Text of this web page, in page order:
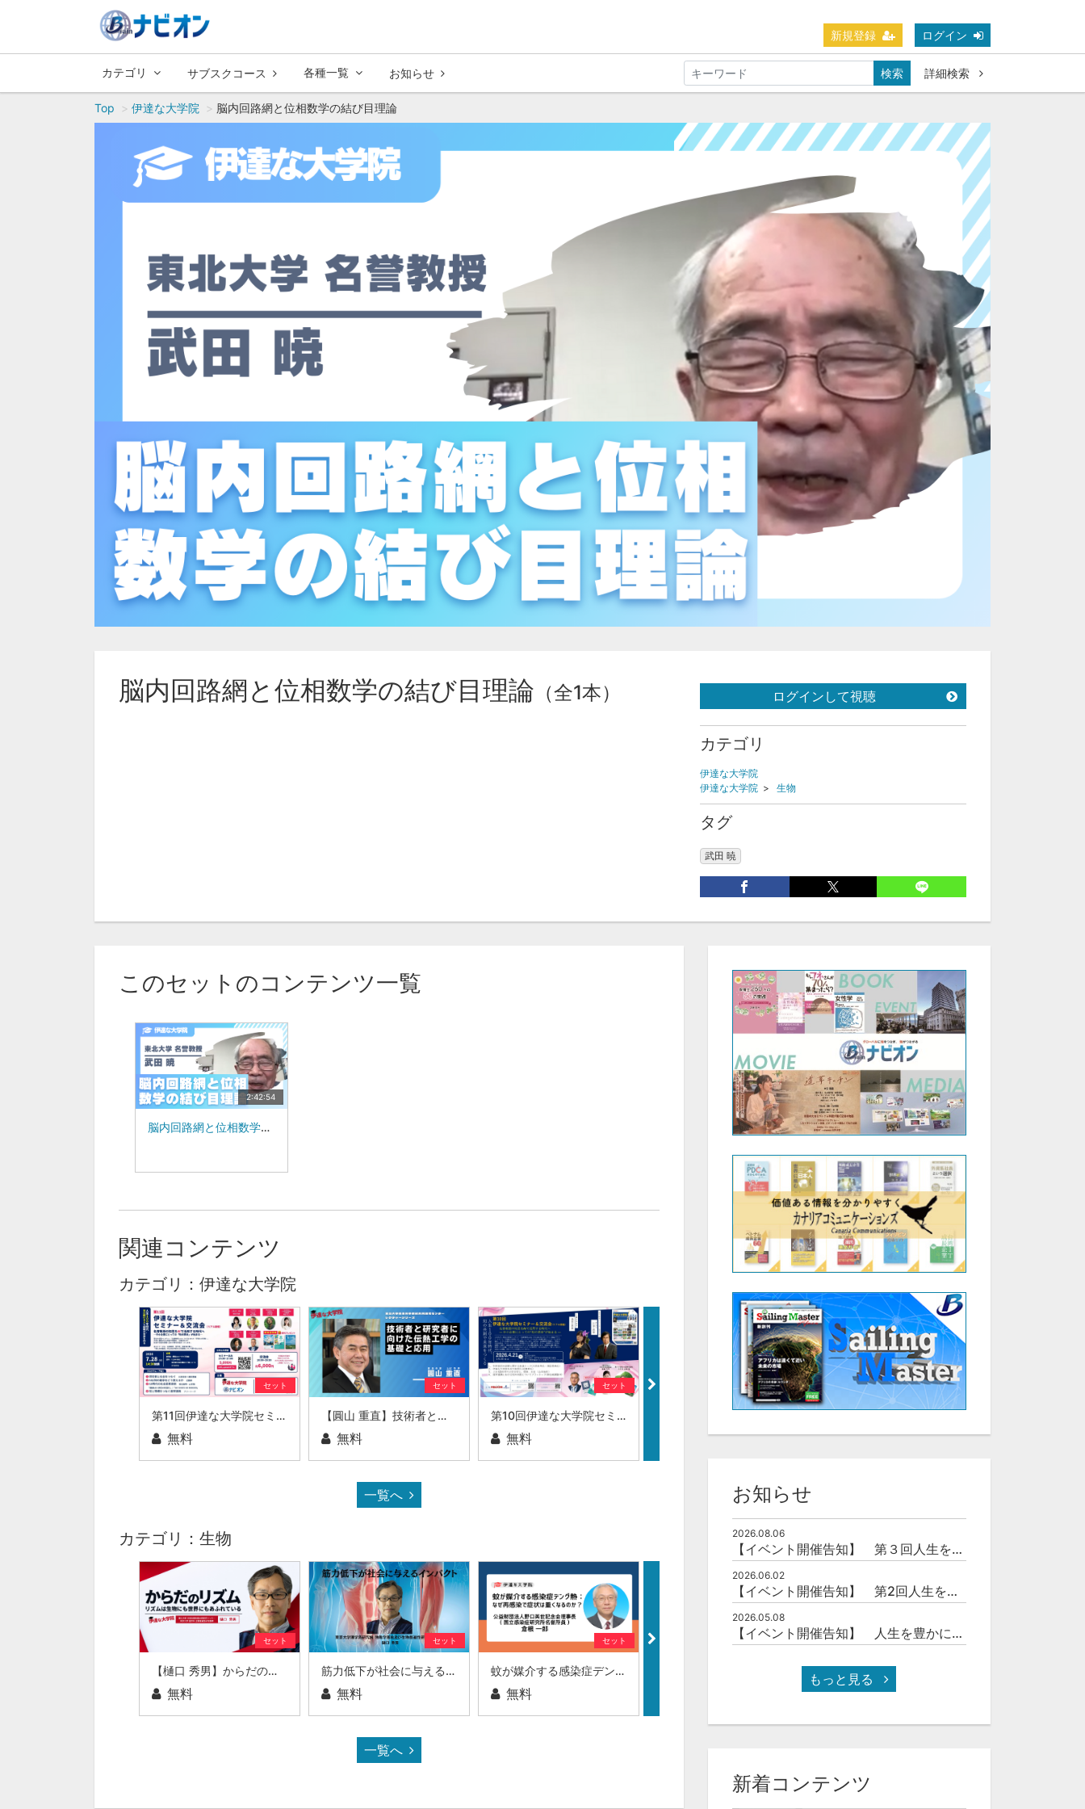
新規登録 ログイン
カテゴリ サブスクコース 各種一覧 お知らせ 検索 詳細検索
Top 伊達な大学院 脳内回路網と位相数学の結び目理論
脳内回路網と位相数学の結び目理論 （全1本） ログインして視聴
カテゴリ
伊達な大学院
伊達な大学院 > 生物
タグ
武田 暁
このセットのコンテンツ一覧
2:42:54
脳内回路網と位相数学の結び目理論：東北大学 名誉教授：武田暁
関連コンテンツ
カテゴリ：伊達な大学院
セット
第11回伊達な大学院セミナー＆交流会 名誉教授の知見をAIで活用する時代へ ー中小企業にとっての知の革命が始まるー
無料
セット
【圓山 重直】技術者と研究者に向けた伝熱工学の基礎と応用
無料
セット
第10回伊達な大学院セミナー＆交流会 名誉教授の知見をAIで活用する時代へ ー中小企業にとっての知の革命が始まるー
無料
セット セット
無料
一覧へ
カテゴリ：生物
セット
【樋口 秀男】からだのリズム リズムは生物にも世界にもあふれている
無料
セット
筋力低下が社会に与えるインパクト
無料
セット
蚊が媒介する感染症デング熱：なぜ再感染で症状は重くなるのか？
無料
セット セット
無料
一覧へ
お知らせ
2026.08.06
【イベント開催告知】 第３回人生を豊かにする「本の力」を学ぶ会
2026.06.02
【イベント開催告知】 第2回人生を豊かにする「本の力」を学ぶ会
2026.05.08
【イベント開催告知】 人生を豊かにする「本の力」を学ぶ会
もっと見る
新着コンテンツ